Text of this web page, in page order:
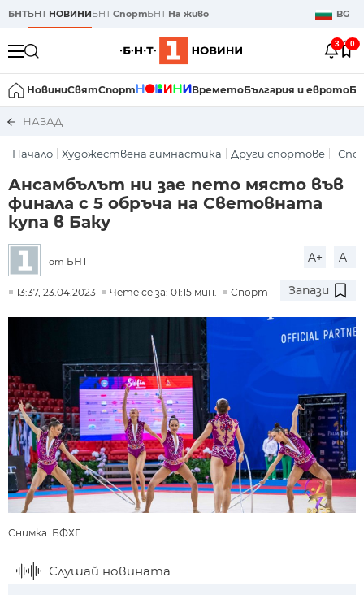
БНТБНТ НОВИНИБНТСпортБНТ На живо BG
3 0
НовиниСвятСпорт ВреметоБългария и еврото
НАЗАД
Начало Художествена гимнастика Други спортове
Ансамбълът ни зае пето място във
финала с 5 обръча на Световната
купа в Баку
от БНТ A+ A-
13:37, 23.04.2023 Чете се за: 01:15 мин. Спорт Запази
Снимка: БФХГ
Слушай новината